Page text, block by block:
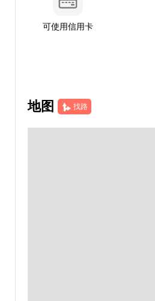
可使用信用卡
地图 找路